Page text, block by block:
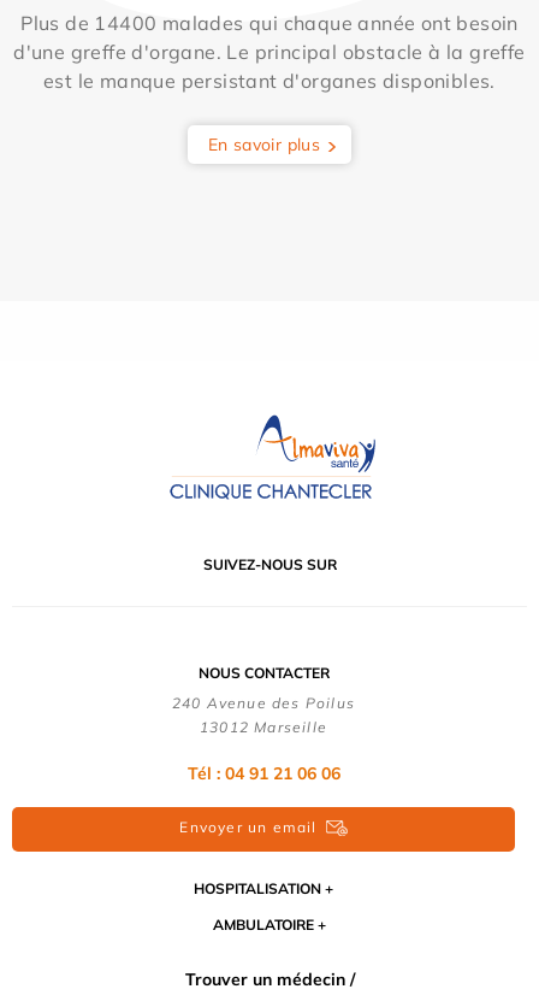
Plus de 14400 malades qui chaque année ont besoin
d'une greffe d'organe. Le principal obstacle à la greffe
est le manque persistant d'organes disponibles.
En savoir plus
SUIVEZ-NOUS SUR
NOUS CONTACTER
240 Avenue des Poilus
13012 Marseille
Tél : 04 91 21 06 06
Envoyer un email
HOSPITALISATION
AMBULATOIRE
Trouver un médecin /